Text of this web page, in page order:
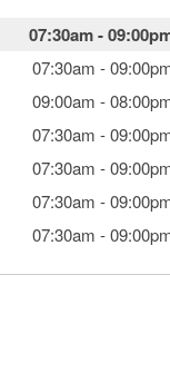
07:30am-
07:30am -
09:00am -
07:30am -
07:30am -
07:30am -
07:30am -